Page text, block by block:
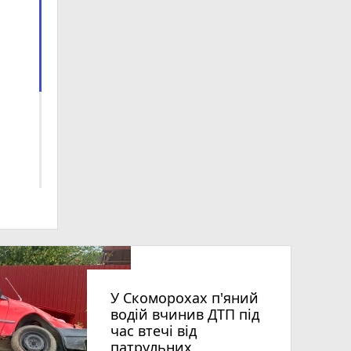
У Скоморохах п'яний
водій вчинив ДТП під
час втечі від
патрульних